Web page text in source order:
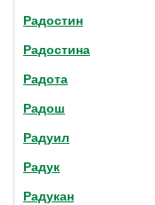
Радостин
Радостина
Радота
Радош
Радуил
Радук
Радукан